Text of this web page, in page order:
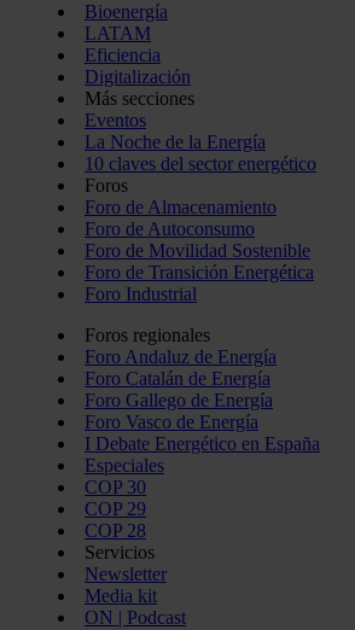
Bioenergía
LATAM
Eficiencia
Digitalización
Más secciones
Eventos
La Noche de la Energía
10 claves del sector energético
Foros
Foro de Almacenamiento
Foro de Autoconsumo
Foro de Movilidad Sostenible
Foro de Transición Energética
Foro Industrial
Foros regionales
Foro Andaluz de Energía
Foro Catalán de Energía
Foro Gallego de Energía
Foro Vasco de Energía
I Debate Energético en España
Especiales
COP 30
COP 29
COP 28
Servicios
Newsletter
Media kit
ON | Podcast